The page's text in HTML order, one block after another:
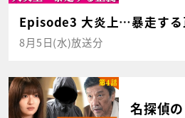
Episode3 大炎上…暴走する
8月5日(水)放送分
名探偵